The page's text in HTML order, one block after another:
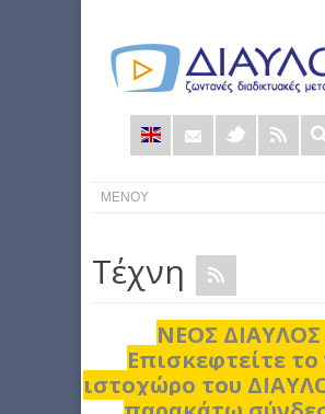
Τέχνη
ΝΕΟΣ ΔΙΑΥΛΟΣ
Επισκεφτείτε το
ιστοχώρο του